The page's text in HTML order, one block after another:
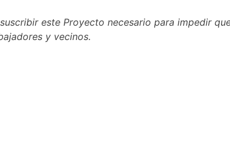
este Proyecto necesario para impedir
y vecinos.